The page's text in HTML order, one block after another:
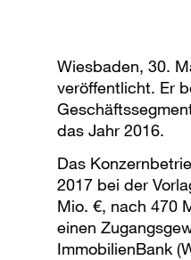
Wiesbaden, 30.
veröffentlicht. Er
das Jahr 2016.
Das
2017 bei der
Mio. €, nach 470
einen
ImmobilienBank